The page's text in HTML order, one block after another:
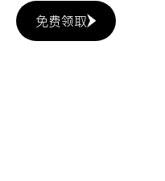
免费领取